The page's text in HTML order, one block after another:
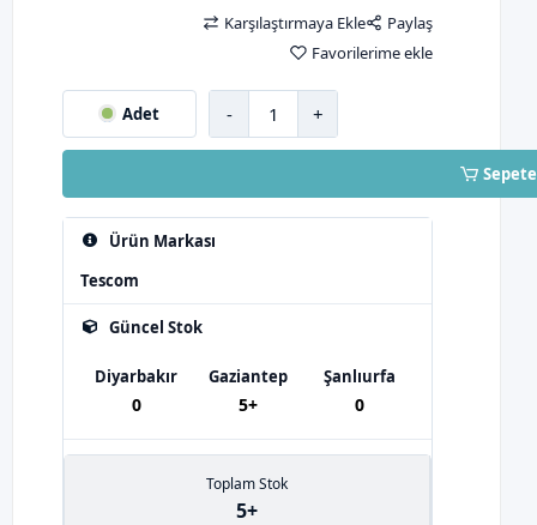
Ürün Markası
Tescom
Güncel Stok
Diyarbakır
0
Gaziantep
5+
Şanlıurfa
0
Toplam Stok
5+
Karşılaştırmaya Ekle
Paylaş
Favorilerime ekle
Adet - +